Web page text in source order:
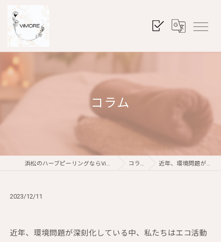
コラム
浜松のハーブピーリングならViMORE コラム 近年、環境問題が深…
2023/12/11
近年、環境問題が深刻化している中、私たちはエコ活動